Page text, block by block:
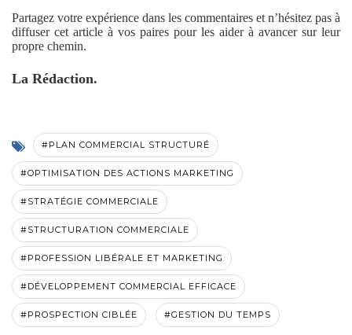
Partagez votre expérience dans les commentaires et n’hésitez pas à
diffuser cet article à vos paires pour les aider à avancer sur leur
propre chemin.
La Rédaction.
#PLAN COMMERCIAL STRUCTURÉ
#OPTIMISATION DES ACTIONS MARKETING
#STRATÉGIE COMMERCIALE
#STRUCTURATION COMMERCIALE
#PROFESSION LIBÉRALE ET MARKETING
#DÉVELOPPEMENT COMMERCIAL EFFICACE
#PROSPECTION CIBLÉE #GESTION DU TEMPS